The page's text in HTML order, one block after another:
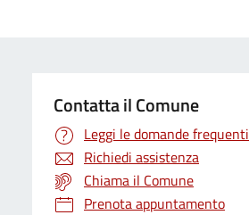
Contatta il Comune
Leggi le domande frequenti
Richiedi assistenza
Chiama il Comune
Prenota appuntamento